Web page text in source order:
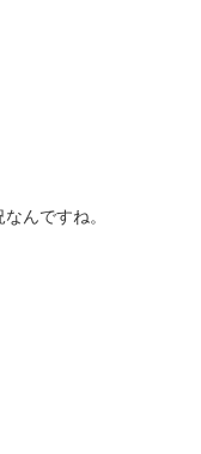
んですね。